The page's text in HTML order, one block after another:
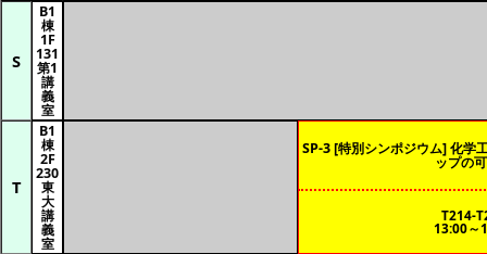
S
B1
棟
1F
131
第1
講
義
室
T
B1
棟
2F
230
東
大
講
義
室
SP-3 [特別シンポジウム] 化学
ップの
T214-
13:00～